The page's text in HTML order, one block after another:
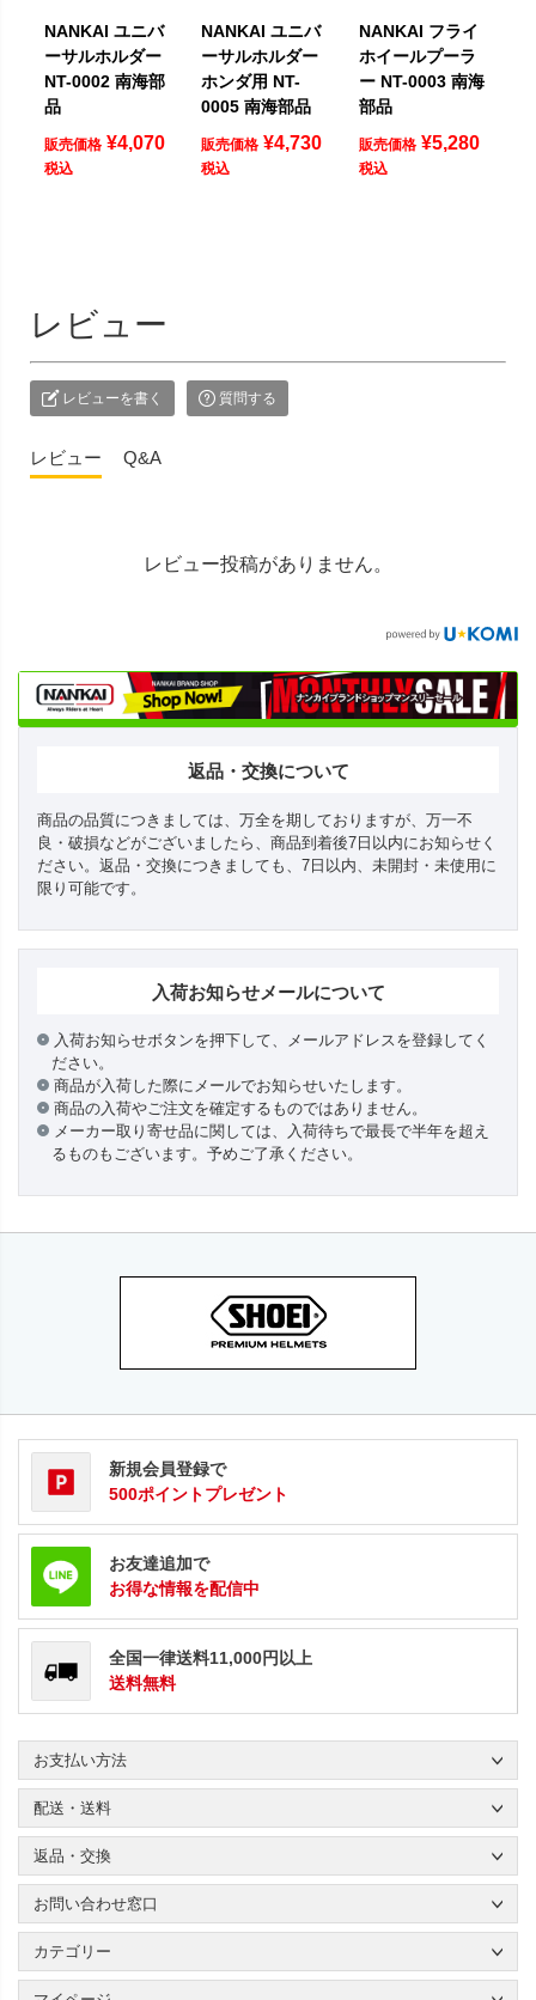
NANKAI ユニバ
ーサルホルダー
NT-0002 南海部
品
販売価格 ¥4,070
税込
NANKAI ユニバ
ーサルホルダー
ホンダ用 NT-
0005 南海部品
販売価格 ¥4,730
税込
NANKAI フライ
ホイールプーラ
ー NT-0003 南海
部品
販売価格 ¥5,280
税込
レビュー
レビューを書く 質問する
レビュー Q&A
レビュー投稿がありません。
返品・交換について
商品の品質につきましては、万全を期しておりますが、万一不
良・破損などがございましたら、商品到着後7日以内にお知らせく
ださい。返品・交換につきましても、7日以内、未開封・未使用に
限り可能です。
入荷お知らせメールについて
入荷お知らせボタンを押下して、メールアドレスを登録してく
ださい。
商品が入荷した際にメールでお知らせいたします。
商品の入荷やご注文を確定するものではありません。
メーカー取り寄せ品に関しては、入荷待ちで最長で半年を超え
るものもございます。予めご了承ください。
新規会員登録で
500ポイントプレゼント
お友達追加で
お得な情報を配信中
全国一律送料11,000円以上
送料無料
お支払い方法
配送・送料
返品・交換
お問い合わせ窓口
カテゴリー